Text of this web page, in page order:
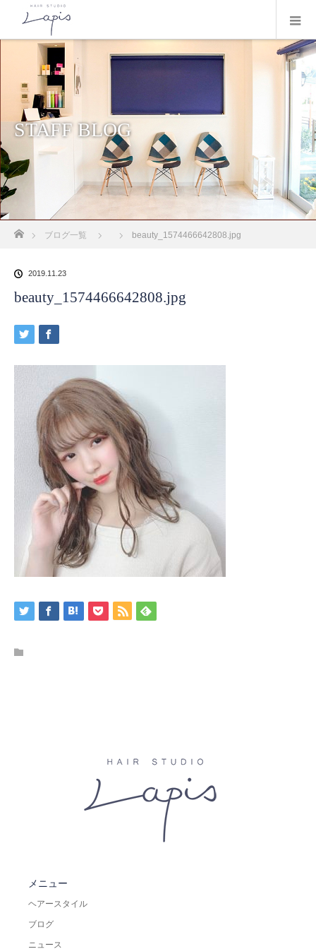
STAFF BLOG
ブログ一覧 beauty_1574466642808.jpg
2019.11.23
beauty_1574466642808.jpg
メニュー
ヘアースタイル
ブログ
ニュース